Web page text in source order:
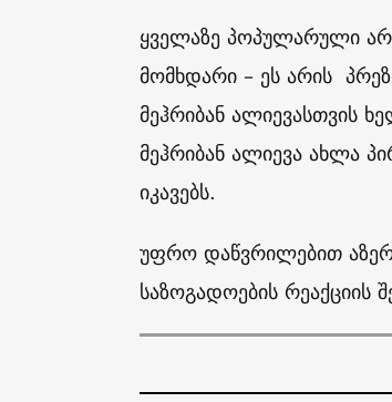
ყველაზე პოპულარული
მომხდარი – ეს არის
მეჰრიბან ალიევასთვის
მეჰრიბან ალიევა ახლა
იკავებს.
უფრო დაწვრილებით
საზოგადოების რეაქციის